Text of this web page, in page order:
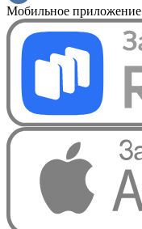
Мобильное приложение